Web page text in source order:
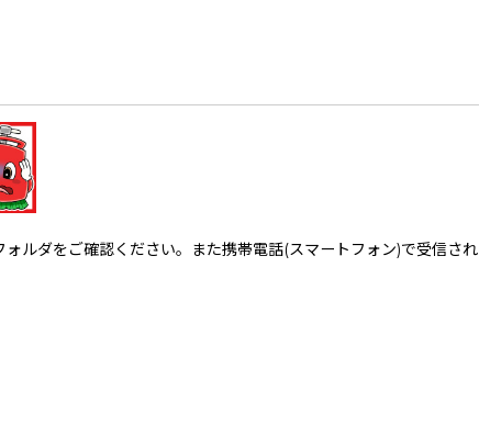
ルダをご確認ください。また携帯電話(スマートフォン)で受信さ